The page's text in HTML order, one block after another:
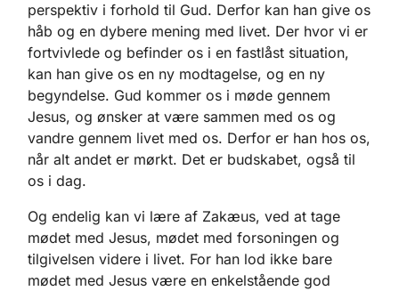
perspektiv i forhold til Gud. Derfor kan han give os
håb og en dybere mening med livet. Der hvor vi er
fortvivlede og befinder os i en fastlåst situation,
kan han give os en ny modtagelse, og en ny
begyndelse. Gud kommer os i møde gennem
Jesus, og ønsker at være sammen med os og
vandre gennem livet med os. Derfor er han hos os,
når alt andet er mørkt. Det er budskabet, også til
os i dag.
Og endelig kan vi lære af Zakæus, ved at tage
mødet med Jesus, mødet med forsoningen og
tilgivelsen videre i livet. For han lod ikke bare
mødet med Jesus være en enkelstående god